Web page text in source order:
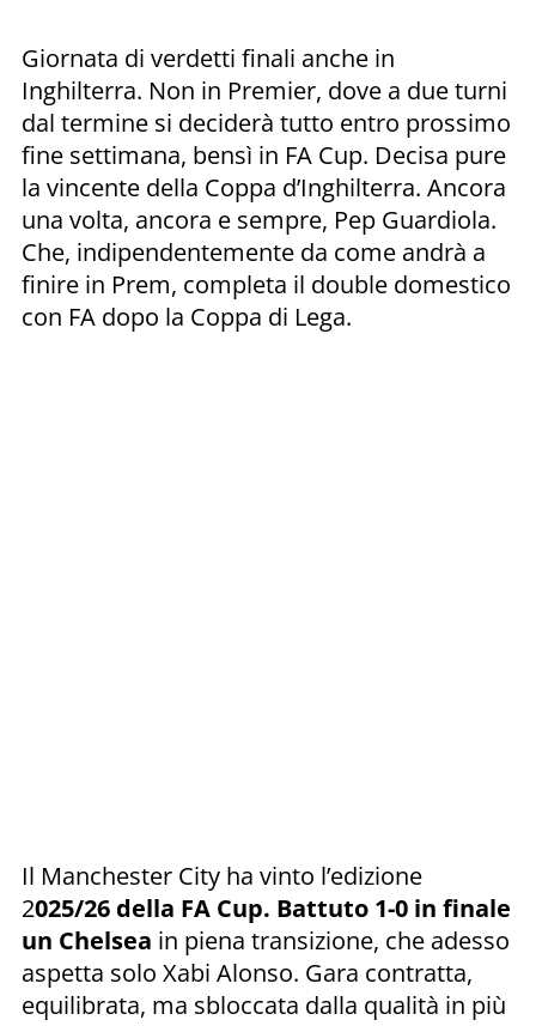
Giornata di verdetti finali anche in
Inghilterra. Non in Premier, dove a due turni
dal termine si deciderà tutto entro prossimo
fine settimana, bensì in FA Cup. Decisa pure
la vincente della Coppa d’Inghilterra. Ancora
una volta, ancora e sempre, Pep Guardiola.
Che, indipendentemente da come andrà a
finire in Prem, completa il double domestico
con FA dopo la Coppa di Lega.
Il Manchester City ha vinto l’edizione
2025/26 della FA Cup. Battuto 1-0 in finale
un Chelsea in piena transizione, che adesso
aspetta solo Xabi Alonso. Gara contratta,
equilibrata, ma sbloccata dalla qualità in più